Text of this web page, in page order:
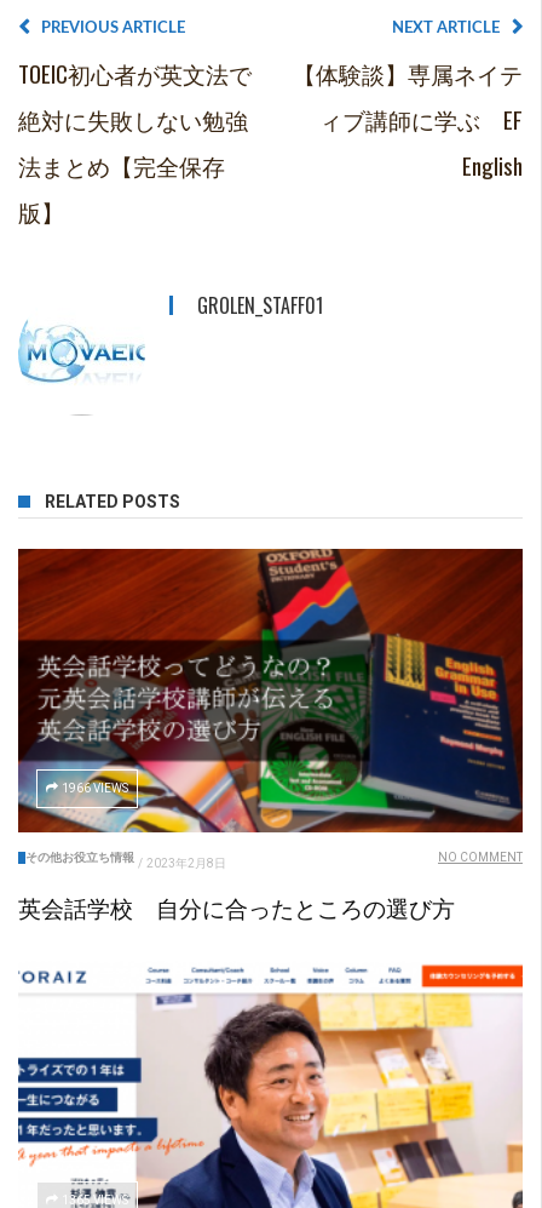
PREVIOUS ARTICLE
TOEIC初心者が英文法で
絶対に失敗しない勉強
法まとめ【完全保存
版】
NEXT ARTICLE
【体験談】専属ネイテ
ィブ講師に学ぶ EF
English
GROLEN_STAFF01
RELATED POSTS
1966 VIEWS
その他お役立ち情報 / 2023年2月8日 NO COMMENT
英会話学校 自分に合ったところの選び方
1365 VIEWS